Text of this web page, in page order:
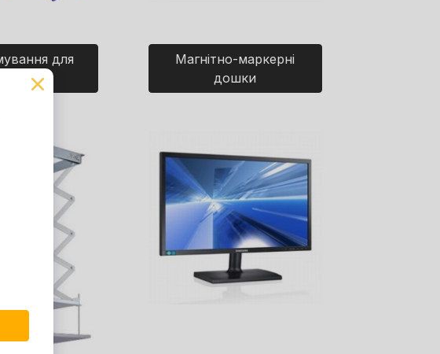
для
Ігри.
Магнітно-маркерні
дошки